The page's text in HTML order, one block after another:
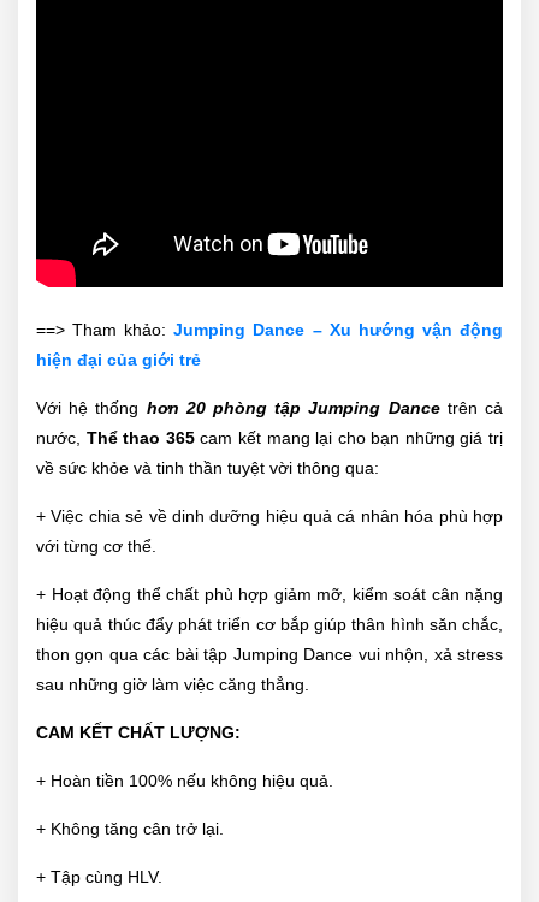
==> Tham khảo:Jumping Dance – Xu hướng vận động
hiện đại của giới trẻ
Với hệ thống hơn 20 phòng tập Jumping Dancetrên cả
nước, Thể thao 365cam kết mang lại cho bạn những giá trị
về sức khỏe và tinh thần tuyệt vời thông qua:
+ Việc chia sẻ về dinh dưỡng hiệu quả cá nhân hóa phù hợp
với từng cơ thể.
+ Hoạt động thể chất phù hợp giảm mỡ, kiểm soát cân nặng
hiệu quả thúc đẩy phát triển cơ bắp giúp thân hình săn chắc,
thon gọn qua các bài tập Jumping Dance vui nhộn, xả stress
sau những giờ làm việc căng thẳng.
CAM KẾT CHẤT LƯỢNG:
+ Hoàn tiền 100% nếu không hiệu quả.
+ Không tăng cân trở lại.
+ Tập cùng HLV.